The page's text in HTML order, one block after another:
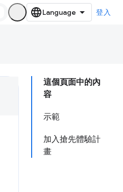
登入
這個頁面中的內
容
示範
加入搶先體驗計
畫